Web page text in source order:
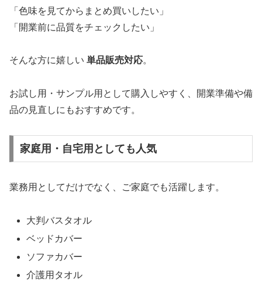
「色味を見てからまとめ買いしたい」
「開業前に品質をチェックしたい」
そんな方に嬉しい 単品販売対応。
お試し用・サンプル用として購入しやすく、開業準備や備
品の見直しにもおすすめです。
家庭用・自宅用としても人気
業務用としてだけでなく、ご家庭でも活躍します。
大判バスタオル
ベッドカバー
ソファカバー
介護用タオル